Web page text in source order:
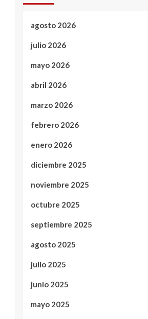
agosto 2026
julio 2026
mayo 2026
abril 2026
marzo 2026
febrero 2026
enero 2026
diciembre 2025
noviembre 2025
octubre 2025
septiembre 2025
agosto 2025
julio 2025
junio 2025
mayo 2025